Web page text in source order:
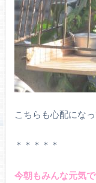
こちらも心配にな
＊＊＊＊＊
今朝もみんな元気